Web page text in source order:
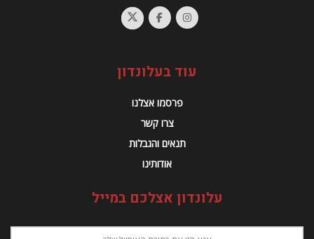
עוד בעלונדון
פרסמו אצלנו
צרו קשר
תנאים והגבלות
אודותינו
עלונדון אצלכם במייל